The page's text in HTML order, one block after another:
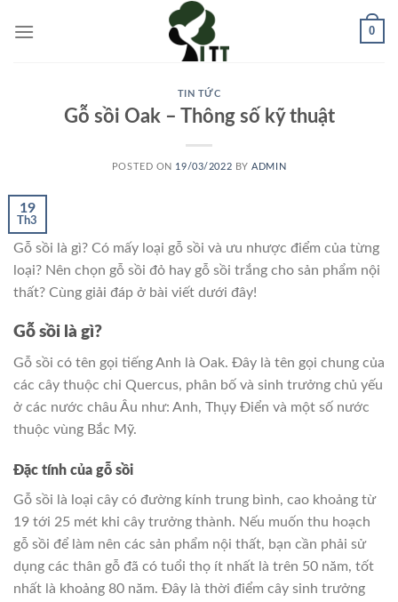
0
TIN TỨC
Gỗ sồi Oak – Thông số kỹ thuật
POSTED ON 19/03/2022 BYADMIN
19
Th3
Gỗ sồi là gì? Có mấy loại gỗ sồi và ưu nhược điểm của từng
loại? Nên chọn gỗ sồi đỏ hay gỗ sồi trắng cho sản phẩm nội
thất? Cùng giải đáp ở bài viết dưới đây!
Gỗ sồi là gì?
Gỗ sồi có tên gọi tiếng Anh là Oak. Đây là tên gọi chung của
các cây thuộc chi Quercus, phân bố và sinh trưởng chủ yếu
ở các nước châu Âu như: Anh, Thụy Điển và một số nước
thuộc vùng Bắc Mỹ.
Đặc tính của gỗ sồi
Gỗ sồi là loại cây có đường kính trung bình, cao khoảng từ
19 tới 25 mét khi cây trưởng thành. Nếu muốn thu hoạch
gỗ sồi để làm nên các sản phẩm nội thất, bạn cần phải sử
dụng các thân gỗ đã có tuổi thọ ít nhất là trên 50 năm, tốt
nhất là khoảng 80 năm. Đây là thời điểm cây sinh trưởng